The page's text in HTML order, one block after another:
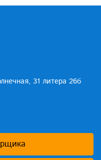
31 литера 26б